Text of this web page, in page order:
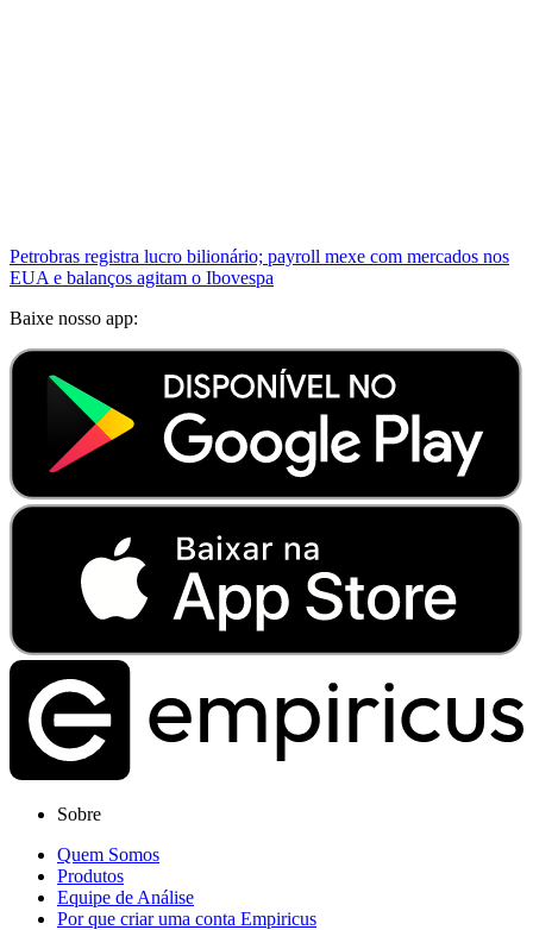
Petrobras registra lucro bilionário; payroll mexe com mercados nos
EUA e balanços agitam o Ibovespa
Baixe nosso app:
Sobre
Quem Somos
Produtos
Equipe de Análise
Por que criar uma conta Empiricus